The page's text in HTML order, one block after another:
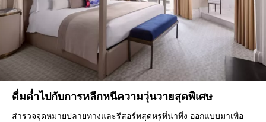
ดื่มด่ำไปกับการหลีกหนีความวุ่นวายสุดพิเศษ
สำรวจจุดหมายปลายทางและรีสอร์ทสุดหรูที่น่าทึ่ง ออกแบบมาเพื่อ